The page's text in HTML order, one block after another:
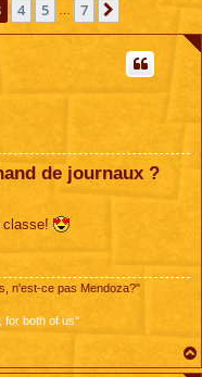
4 5 7
de journaux ?
classe!
n'est-ce pas Mendoza?"
for both of us"